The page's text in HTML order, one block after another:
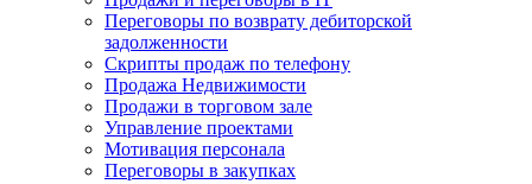
Переговоры по возврату дебиторской
задолженности
Скрипты продаж по телефону
Продажа Недвижимости
Продажи в торговом зале
Управление проектами
Мотивация персонала
Переговоры в закупках